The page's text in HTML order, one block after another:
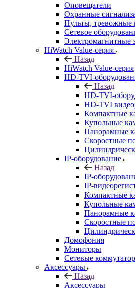
Оповещатели
Охранные
Пульты, тревожные
Сетевое
Электромагнитные
HiWatch Value-серия
Назад
HiWatch Value-серия
HD-TVI-
Назад
HD-TVI-
HD-TVI
Компактные
Купольные
Панорамные
Скоростные
IP-оборудование
Назад
IP-
IP-
Компактные
Купольные
Панорамные
Скоростные
Домофония
Мониторы
Сетевые
Аксессуары
Назад
Аксессуары